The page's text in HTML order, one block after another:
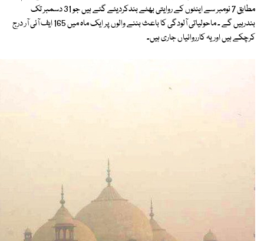
مطابق 7 نومبر سے اینٹوں کے روایتی بھٹے بندکردیئے گئے ہیں جو 31 دسمبر تک
بندرہیں گے ۔ ماحولیاتی آلودگی کا باعث بننے والوں پر ایک ماہ میں 165 ایف آئی آر درج
کرچکے ہیں اوریہ کارروائیاں جاری ہیں۔